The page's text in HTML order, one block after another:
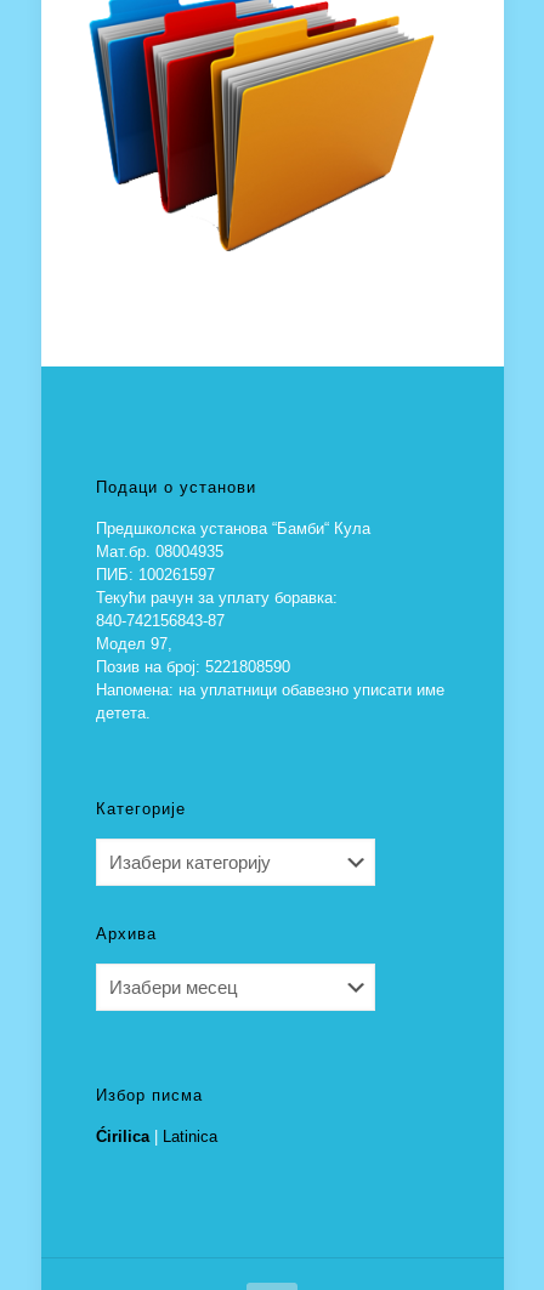
Подаци о установи
Предшколска установа “Бамби“ Кула
Мат.бр. 08004935
ПИБ: 100261597
Текући рачун за уплату боравка:
840-742156843-87
Модел 97,
Позив на број: 5221808590
Напомена: на уплатници обавезно уписати име
детета.
Категорије
Архива
Избор писма
Ćirilica| Latinica